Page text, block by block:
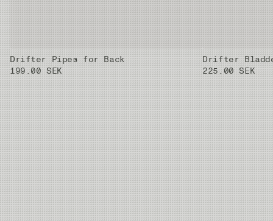
Drifter Pipes for Back
199.00 SEK
Drifter
225.00 SEK